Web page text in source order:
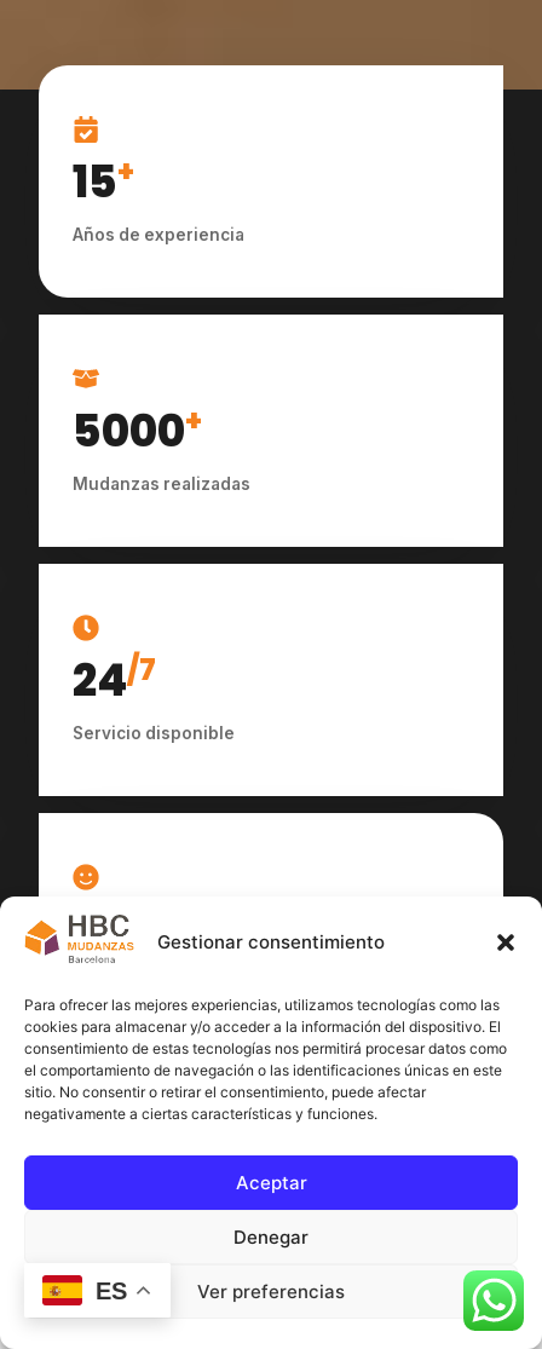
Gestionar consentimiento
Para ofrecer las mejores experiencias, utilizamos tecnologías como las
cookies para almacenar y/o acceder a la información del dispositivo. El
consentimiento de estas tecnologías nos permitirá procesar datos como
el comportamiento de navegación o las identificaciones únicas en este
sitio. No consentir o retirar el consentimiento, puede afectar
negativamente a ciertas características y funciones.
Aceptar
Denegar
Ver preferencias
15+
Años de experiencia
5000+
Mudanzas realizadas
24/7
Servicio disponible
100
ES